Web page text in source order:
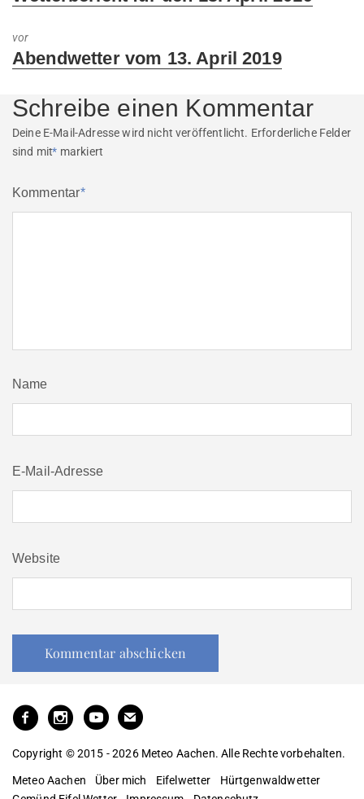
vor
Next
Abendwetter vom 13. April 2019
Schreibe einen Kommentar
Deine E-Mail-Adresse wird nicht veröffentlicht. Erforderliche Felder
sind mit* markiert
Kommentar*
Name
E-Mail-Adresse
Website
Copyright © 2015 - 2026 Meteo Aachen. Alle Rechte vorbehalten.
Meteo Aachen Über mich Eifelwetter
Hürtgenwaldwetter